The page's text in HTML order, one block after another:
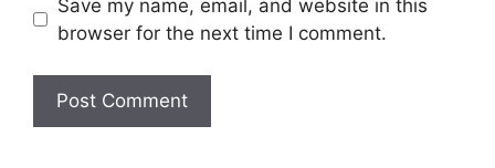
Save my name, email, and website in this
browser for the next time I comment.